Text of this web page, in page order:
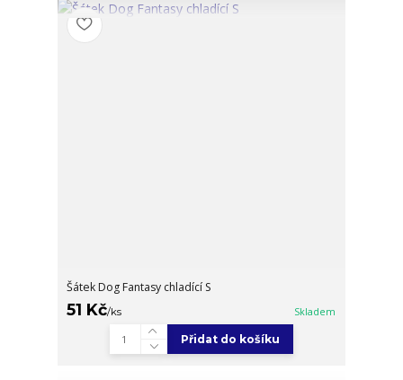
Šátek Dog Fantasy chladící S
51 Kč/ks Skladem
Přidat do košíku